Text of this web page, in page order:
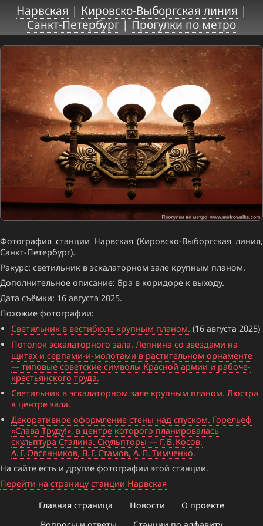
Нарвская | Кировско-Выборгская линия |
Санкт-Петербург|Прогулки по метро
Фотография станции Нарвская (Кировско-Выборгская линия,
Санкт-Петербург).
Ракурс: светильник в эскалаторном зале крупным планом.
Дополнительное описание: Бра в коридоре к выходу.
Дата съёмки: 16 августа 2025.
Похожие фотографии:
Светильник в вестибюле крупным планом. (16 августа 2025)
Потолок эскалаторного зала. Лепнина со звёздами на
щитах и серпами-и-молотами в растительном орнаменте
— типовые советские символы Красной армии и рабоче-
крестьянского труда.
Светильник в эскалаторном зале крупным планом. Люстра
в центре зала.
Декоративное оформление стены над спуском. Горельеф
«Слава Труду!», в центре которого планировалась
скульптура Сталина. Скульпторы — Г. В. Косов,
А. Г. Овсянников, В. Г. Стамов, А. П. Тимченко.
На сайте есть и другие фотографии этой станции.
Перейти на страницу станции Нарвская
Главная страница
Новости
О проекте